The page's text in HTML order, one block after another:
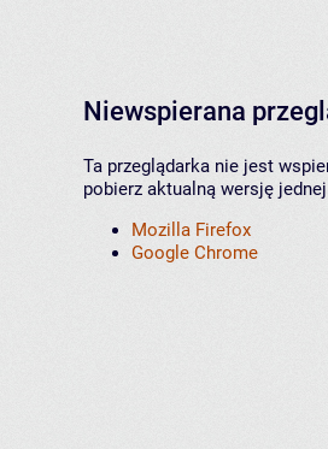
Niewspierana
Ta przeglądarka nie jest
pobierz aktualną wersję
Mozilla Firefox
Google Chrome